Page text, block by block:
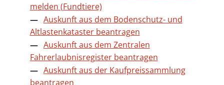
melden (Fundtiere)
Auskunft aus dem Bodenschutz- und
Altlastenkataster beantragen
Auskunft aus dem Zentralen
Fahrerlaubnisregister beantragen
Auskunft aus der Kaufpreissammlung
beantragen